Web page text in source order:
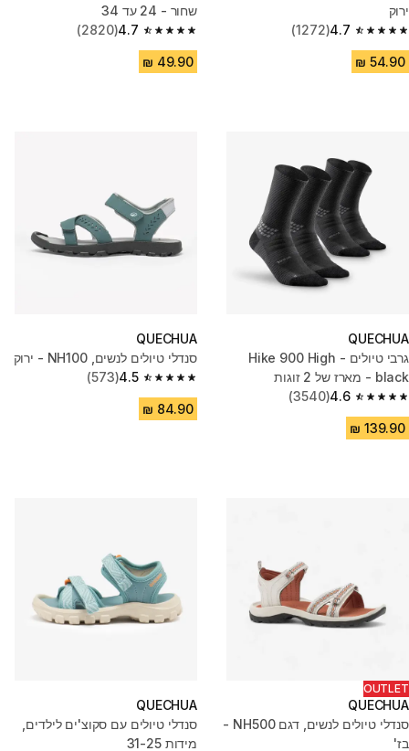
ירוק
4.7
4.7 out of 5 stars from 1272 reviews
(1272)
שחור - 24 עד 34
4.7
4.7 out of 5 stars from 2820 reviews
(2820)
QUECHUA
גרבי טיולים - Hike 900 High
black - מארז של 2 זוגות
4.6
4.6 out of 5 stars from 3540 reviews
(3540)
QUECHUA
סנדלי טיולים לנשים, NH100 - ירוק
4.5
4.5 out of 5 stars from 573 reviews
(573)
OUTLET
QUECHUA
סנדלי טיולים לנשים, דגם NH500 -
בז'
QUECHUA
סנדלי טיולים עם סקוצ'ים לילדים,
מידות 31-25